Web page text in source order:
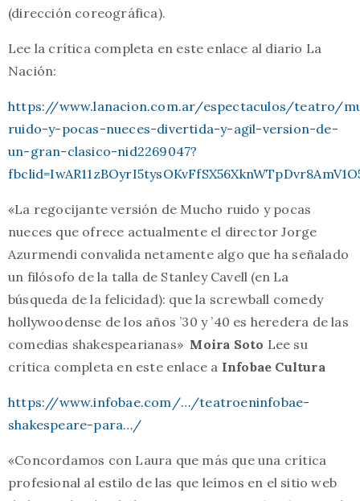
(dirección coreográfica).
Lee la crítica completa en este enlace al diario La
Nación:
https://www.lanacion.com.ar/espectaculos/teatro/
ruido-y-pocas-nueces-divertida-y-agil-version-de-
un-gran-clasico-nid2269047?
«La regocijante versión de Mucho ruido y pocas
nueces que ofrece actualmente el director Jorge
Azurmendi convalida netamente algo que ha señalado
un filósofo de la talla de Stanley Cavell (en La
búsqueda de la felicidad): que la screwball comedy
hollywoodense de los años ’30 y ’40 es heredera de las
comedias shakespearianas» Moira Soto Lee su
crítica completa en este enlace a Infobae Cultura
https://www.infobae.com/…/teatroeninfobae-
shakespeare-para…/
«Concordamos con Laura que más que una crítica
profesional al estilo de las que leímos en el sitio web